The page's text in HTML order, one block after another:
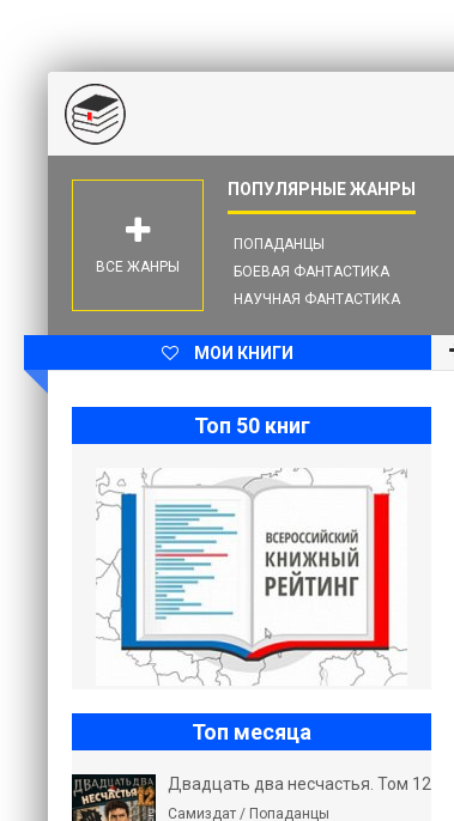
ПОПАДАНЦЫ
БОЕВАЯ ФАНТАСТИКА
НАУЧНАЯ ФАНТАСТИКА
ВСЕ ЖАНРЫ
МОИ КНИГИ
Топ 50 книг
Топ месяца
Двадцать два несчастья. Том 12
Самиздат / Попаданцы